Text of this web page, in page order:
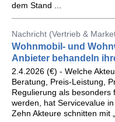
dem Stand ...
Nachricht (Vertrieb &
Wohnmobil- und
Anbieter behandeln
2.4.2026 (€) - Welche
Beratung, Preis-Leistung,
Regulierung als besonders
werden, hat Servicevalue
Zehn Akteure schnitten mit